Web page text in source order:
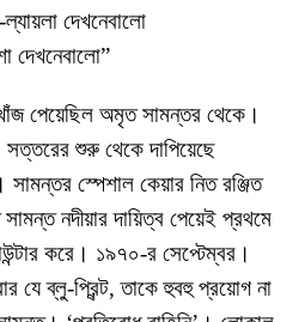
দেখনেবালো
দেখনেবালো”
পেয়েছিল অমৃত সামন্তর থেকে।
শুরু থেকে দাপিয়েছে
স্পেশাল কেয়ার নিত রঞ্জিত
নদীয়ার দায়িত্ব পেয়েই প্রথমে
করে। ১৯৭০-র সেপ্টেম্বর।
যে ব্লু-প্রিন্ট, তাকে হুবহু প্রয়োগ না